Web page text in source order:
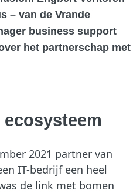
– van de Vrande
business support
het partnerschap met
ecosysteem
2021 partner van
IT-bedrijf een heel
de link met bomen